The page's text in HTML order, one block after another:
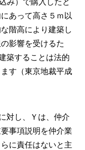
あって高さ５ｍ以
階高により建築し
影響を受けるた
築することは法的
す（東京地裁平成
対し、Ｙは、仲介
事項説明を仲介業
に責任はないと主